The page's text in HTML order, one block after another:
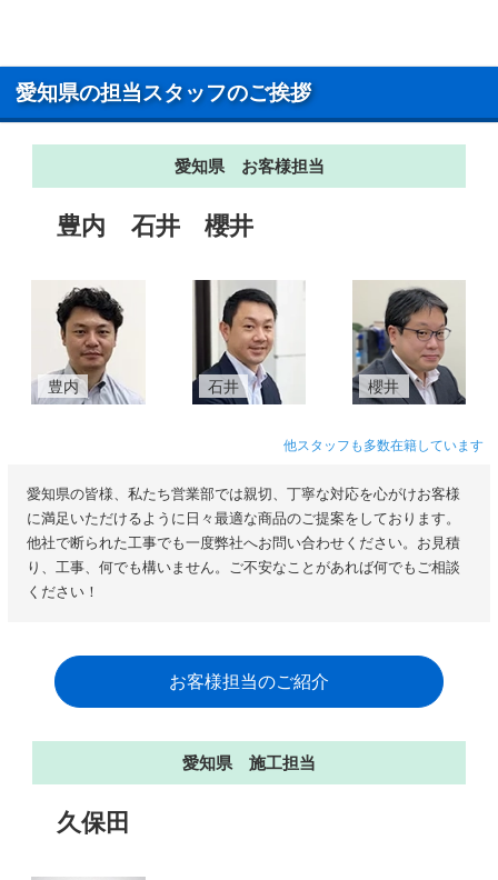
愛知県の担当スタッフのご挨拶
愛知県 お客様担当
豊内 石井 櫻井
豊内 石井 櫻井
他スタッフも多数在籍しています
愛知県の皆様、私たち営業部では親切、丁寧な対応を心がけお客様
に満足いただけるように日々最適な商品のご提案をしております。
他社で断られた工事でも一度弊社へお問い合わせください。お見積
り、工事、何でも構いません。ご不安なことがあれば何でもご相談
ください！
お客様担当のご紹介
愛知県 施工担当
久保田